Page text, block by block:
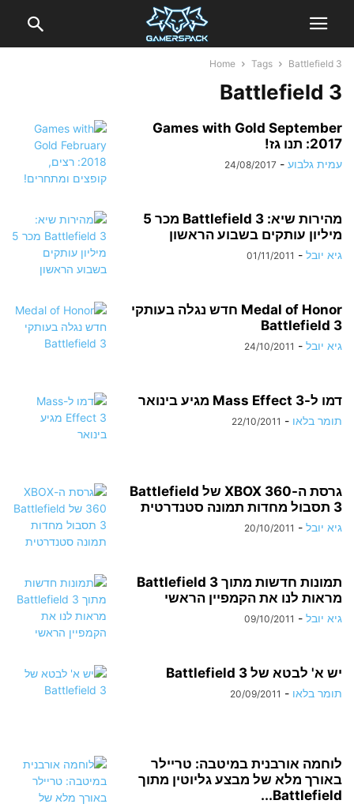
Home Tags Battlefield 3
Battlefield 3
Games with Gold September
2017: תנו גז!
עמית גלבוע -
24/08/2017
מהירות שיא: Battlefield 3 מכר 5
מיליון עותקים בשבוע הראשון
גיא יובל -
01/11/2011
Medal of Honor חדש נגלה בעותקי
Battlefield 3
גיא יובל -
24/10/2011
דמו ל-Mass Effect 3 מגיע בינואר
תומר בלאו -
22/10/2011
גרסת ה-XBOX 360 של Battlefield
3 תסבול מחדות תמונה סטנדרטית
גיא יובל -
20/10/2011
תמונות חדשות מתוך Battlefield 3
מראות לנו את הקמפיין הראשי
גיא יובל -
09/10/2011
יש א' לבטא של Battlefield 3
תומר בלאו -
20/09/2011
לוחמה אורבנית במיטבה: טריילר
באורך מלא של מבצע גליוטין מתוך
Battlefield...